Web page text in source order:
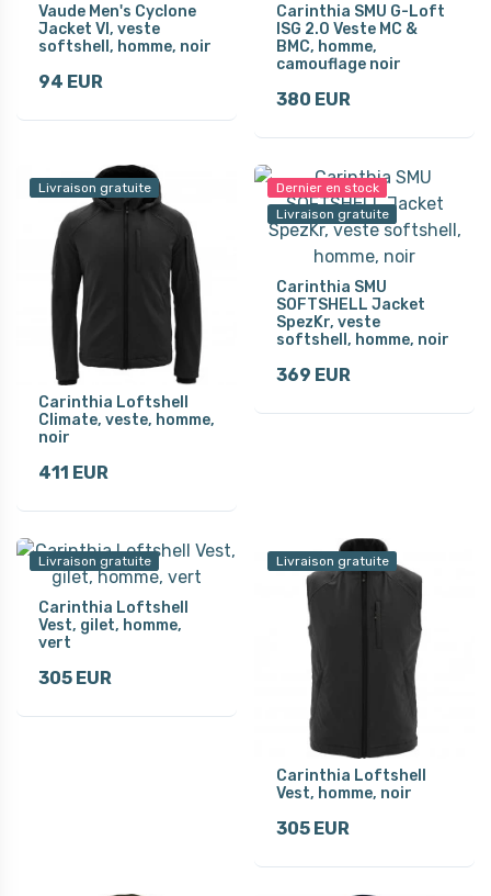
Vaude Men's Cyclone
Jacket VI, veste
softshell, homme, noir
94 EUR
Carinthia SMU G-Loft
ISG 2.0 Veste MC &
BMC, homme,
camouflage noir
380 EUR
Livraison gratuite
Carinthia Loftshell
Climate, veste, homme,
noir
411 EUR
Dernier en stock
Livraison gratuite
Carinthia SMU
SOFTSHELL Jacket
SpezKr, veste
softshell, homme, noir
369 EUR
Livraison gratuite
Carinthia Loftshell
Vest, gilet, homme,
vert
305 EUR
Livraison gratuite
Carinthia Loftshell
Vest, homme, noir
305 EUR